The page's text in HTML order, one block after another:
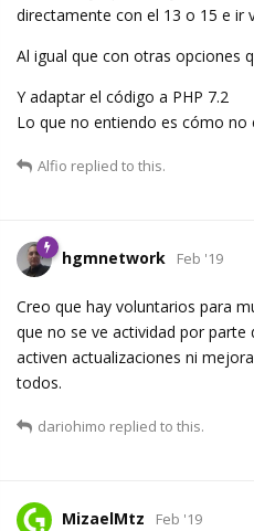
directamente con el 13 o 15 e ir
Al igual que con otras opciones
Y adaptar el código a PHP 7.2
Lo que no entiendo es cómo no
Alfio replied to this.
hgmnetwork Feb '19
Creo que hay voluntarios para
que no se ve actividad por parte
activen actualizaciones ni
todos.
dariohimo replied to this.
MizaelMtz Feb '19